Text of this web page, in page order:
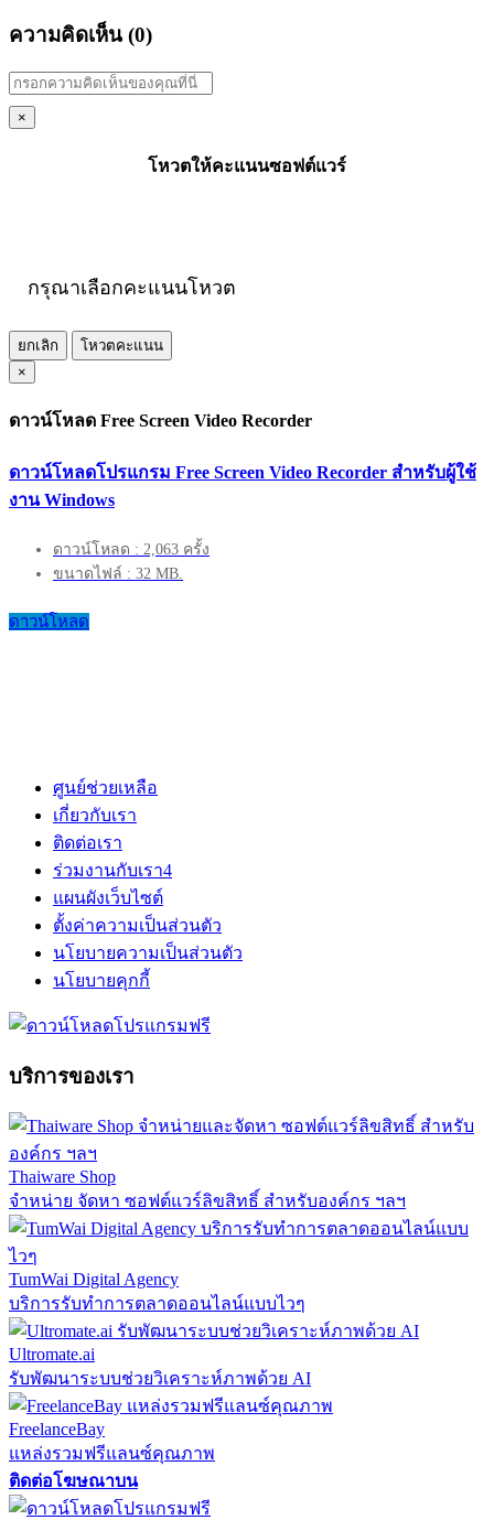
ความคิดเห็น (0)
×
โหวตให้คะแนนซอฟต์แวร์
กรุณาเลือกคะแนนโหวต
ยกเลิก
โหวตคะแนน
×
ดาวน์โหลด Free Screen Video Recorder
ดาวน์โหลดโปรแกรม Free Screen Video Recorder สำหรับผู้ใช้
งาน Windows
ดาวน์โหลด : 2,063 ครั้ง
ขนาดไฟล์ : 32 MB.
ดาวน์โหลด
ศูนย์ช่วยเหลือ
เกี่ยวกับเรา
ติดต่อเรา
ร่วมงานกับเรา4
แผนผังเว็บไซต์
ตั้งค่าความเป็นส่วนตัว
นโยบายความเป็นส่วนตัว
นโยบายคุกกี้
บริการของเรา
Thaiware Shop
จำหน่าย จัดหา ซอฟต์แวร์ลิขสิทธิ์ สำหรับองค์กร ฯลฯ
TumWai Digital Agency
บริการรับทำการตลาดออนไลน์แบบไวๆ
Ultromate.ai
รับพัฒนาระบบช่วยวิเคราะห์ภาพด้วย AI
FreelanceBay
แหล่งรวมฟรีแลนซ์คุณภาพ
ติดต่อโฆษณาบน